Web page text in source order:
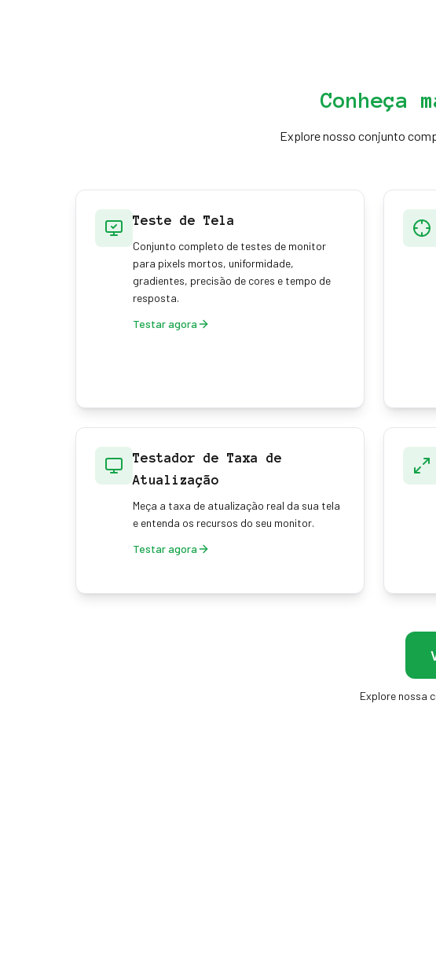
Conheça
Explore nosso conjunto
Teste de Tela
Conjunto completo de testes de monitor
para pixels mortos, uniformidade,
gradientes, precisão de cores e tempo de
resposta.
Testar agora
Testador de Taxa de
Atualização
Meça a taxa de atualização real da sua tela
e entenda os recursos do seu monitor.
Testar agora
Explore nossa